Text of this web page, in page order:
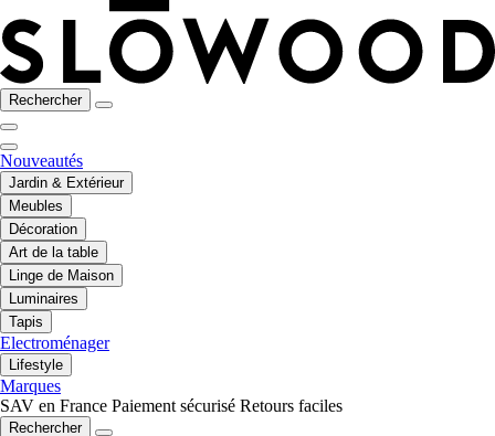
Rechercher
Nouveautés
Jardin & Extérieur
Meubles
Décoration
Art de la table
Linge de Maison
Luminaires
Tapis
Electroménager
Lifestyle
Marques
SAV en France Paiement sécurisé Retours faciles
Rechercher